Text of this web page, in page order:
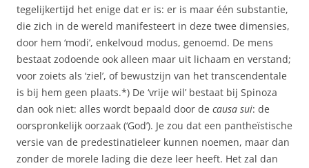
tegelijkertijd het enige dat er is: er is maar één substantie,
die zich in de wereld manifesteert in deze twee dimensies,
door hem ‘modi’, enkelvoud modus, genoemd. De mens
bestaat zodoende ook alleen maar uit lichaam en verstand;
voor zoiets als ‘ziel’, of bewustzijn van het transcendentale
is bij hem geen plaats.*) De ‘vrije wil’ bestaat bij Spinoza
dan ook niet: alles wordt bepaald door de causa sui: de
oorspronkelijk oorzaak (‘God’). Je zou dat een pantheïstische
versie van de predestinatieleer kunnen noemen, maar dan
zonder de morele lading die deze leer heeft. Het zal dan